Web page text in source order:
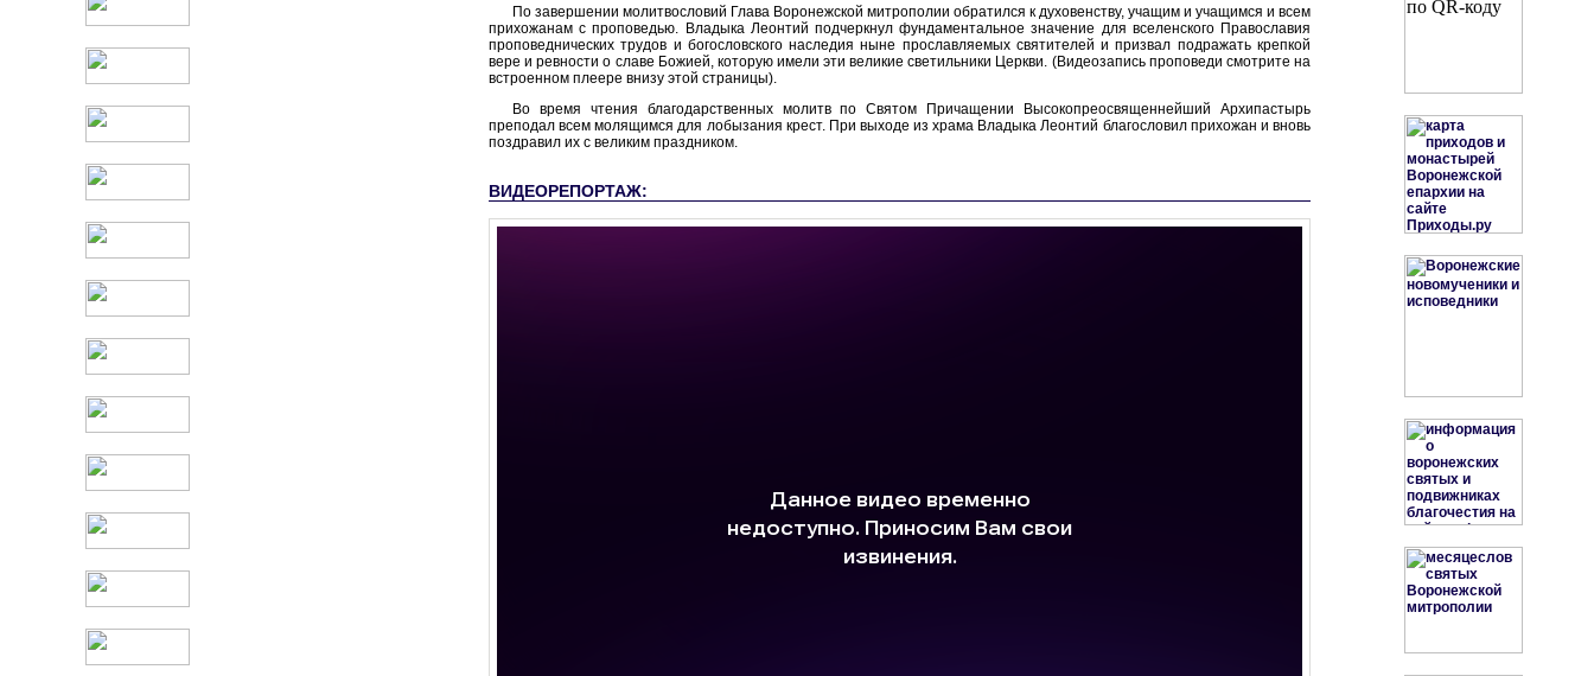
По завершении молитвословий Глава Воронежской митрополии обратился к духовенству, учащим и учащимся и всем
прихожанам с проповедью. Владыка Леонтий подчеркнул фундаментальное значение для вселенского Православия
проповеднических трудов и богословского наследия ныне прославляемых святителей и призвал подражать крепкой
вере и ревности о славе Божией, которую имели эти великие светильники Церкви. (Видеозапись проповеди смотрите на
встроенном плеере внизу этой страницы).
Во время чтения благодарственных молитв по Святом Причащении Высокопреосвященнейший Архипастырь
преподал всем молящимся для лобызания крест. При выходе из храма Владыка Леонтий благословил прихожан и вновь
поздравил их с великим праздником.
ВИДЕОРЕПОРТАЖ: